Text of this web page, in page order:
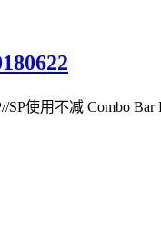
使用不减 Combo